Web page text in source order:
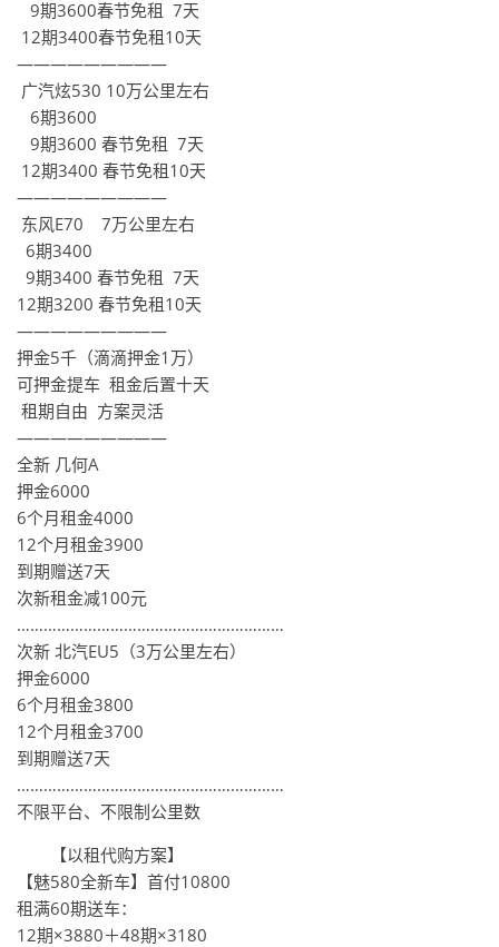
9期3600春节免租 7天
12期3400春节免租10天
—————————
广汽炫530 10万公里左右
6期3600
9期3600 春节免租 7天
12期3400 春节免租10天
—————————
东风E70 7万公里左右
6期3400
9期3400 春节免租 7天
12期3200 春节免租10天
—————————
押金5千（滴滴押金1万）
可押金提车 租金后置十天
租期自由 方案灵活
—————————
全新 几何A
押金6000
6个月租金4000
12个月租金3900
到期赠送7天
次新租金减100元
……………………………………………………
次新 北汽EU5（3万公里左右）
押金6000
6个月租金3800
12个月租金3700
到期赠送7天
……………………………………………………
不限平台、不限制公里数
【以租代购方案】
【魅580全新车】首付10800
租满60期送车：
12期×3880＋48期×3180